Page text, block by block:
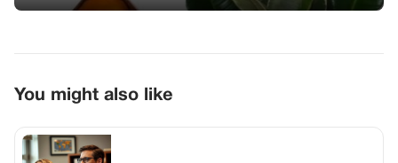
You might also like